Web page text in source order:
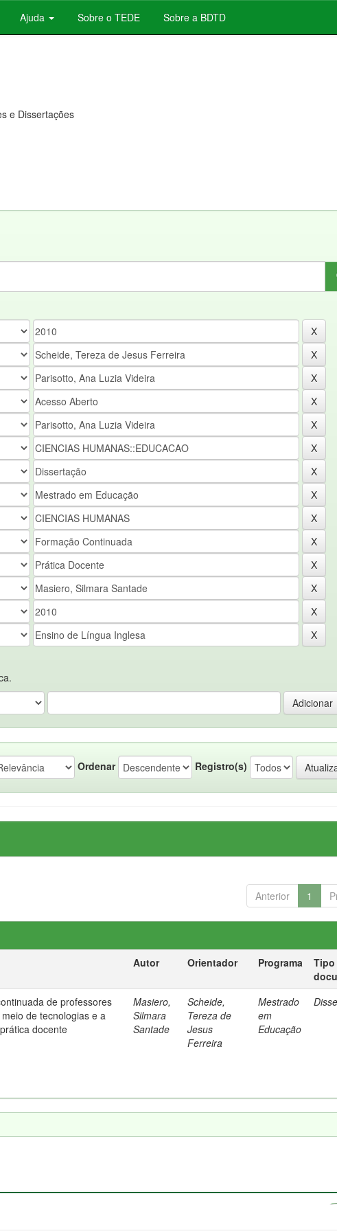
Ajuda Sobre o TEDE Sobre a BDTD
e Dissertações
Ordenar Registro(s)
Anterior 1
Autor Orientador Programa
Tipo
de professores
de tecnologias e a
docente
Masiero,
Silmara
Santade
Scheide,
Tereza de
Jesus
Ferreira
Mestrado
em
Educação